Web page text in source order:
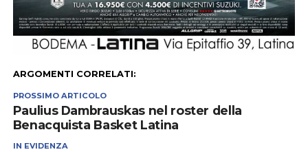
ARGOMENTI CORRELATI:
PROSSIMO ARTICOLO
Paulius Dambrauskas nel roster della
Benacquista Basket Latina
IN EVIDENZA